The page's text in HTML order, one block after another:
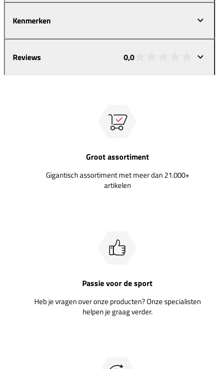
Kenmerken
Reviews 0,0
Groot assortiment
Gigantisch assortiment met meer dan 21.000+
artikelen
Passie voor de sport
Heb je vragen over onze producten? Onze specialisten
helpen je graag verder.